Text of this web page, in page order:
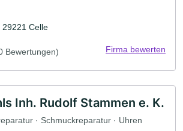
29221 Celle
Bewertungen) Firma bewerten
Inh. Rudolf Stammen e. K.
· Schmuckreparatur · Uhren